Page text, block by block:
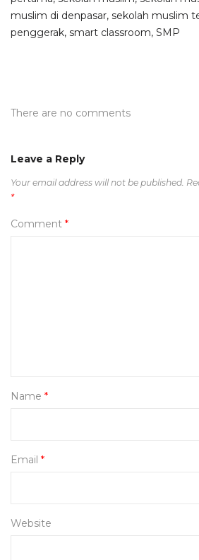
muslim di denpasar, sekolah muslim
penggerak, smart classroom, SMP
There are no comments
Leave a Reply
Your email address will not be published.
*
Comment *
Name *
Email *
Website